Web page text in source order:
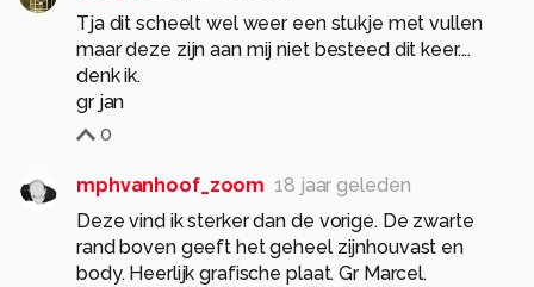
Tja dit scheelt wel weer een stukje met vullen
maar deze zijn aan mij niet besteed dit keer....
denk ik.
gr jan
0
mphvanhoof_zoom 18 jaar geleden
Deze vind ik sterker dan de vorige. De zwarte
rand boven geeft het geheel zijnhouvast en
body. Heerlijk grafische plaat. Gr Marcel.